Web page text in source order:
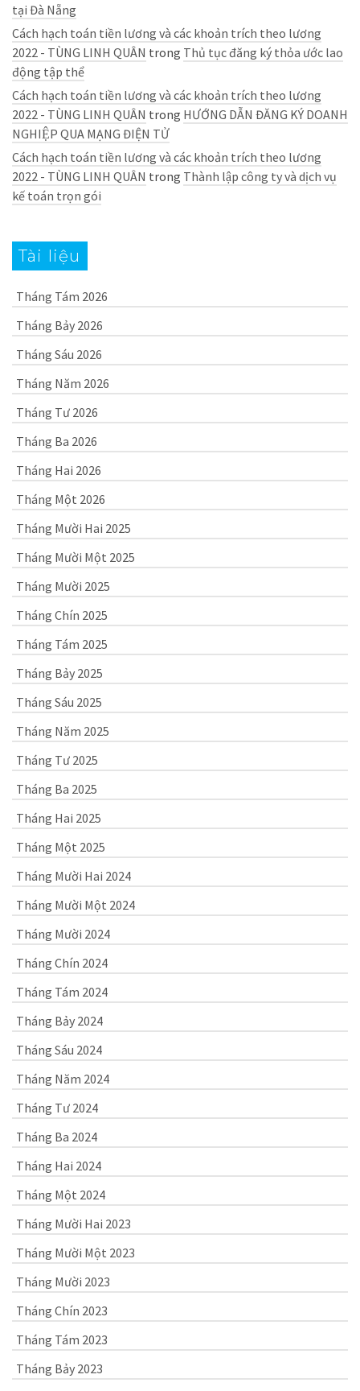
tại Đà Nẵng
Cách hạch toán tiền lương và các khoản trích theo lương
2022 - TÙNG LINH QUÂN trong Thủ tục đăng ký thỏa ước lao
động tập thể
Cách hạch toán tiền lương và các khoản trích theo lương
2022 - TÙNG LINH QUÂN trong HƯỚNG DẪN ĐĂNG KÝ DOANH
NGHIỆP QUA MẠNG ĐIỆN TỬ
Cách hạch toán tiền lương và các khoản trích theo lương
2022 - TÙNG LINH QUÂN trong Thành lập công ty và dịch vụ
kế toán trọn gói
Tài liệu
Tháng Tám 2026
Tháng Bảy 2026
Tháng Sáu 2026
Tháng Năm 2026
Tháng Tư 2026
Tháng Ba 2026
Tháng Hai 2026
Tháng Một 2026
Tháng Mười Hai 2025
Tháng Mười Một 2025
Tháng Mười 2025
Tháng Chín 2025
Tháng Tám 2025
Tháng Bảy 2025
Tháng Sáu 2025
Tháng Năm 2025
Tháng Tư 2025
Tháng Ba 2025
Tháng Hai 2025
Tháng Một 2025
Tháng Mười Hai 2024
Tháng Mười Một 2024
Tháng Mười 2024
Tháng Chín 2024
Tháng Tám 2024
Tháng Bảy 2024
Tháng Sáu 2024
Tháng Năm 2024
Tháng Tư 2024
Tháng Ba 2024
Tháng Hai 2024
Tháng Một 2024
Tháng Mười Hai 2023
Tháng Mười Một 2023
Tháng Mười 2023
Tháng Chín 2023
Tháng Tám 2023
Tháng Bảy 2023